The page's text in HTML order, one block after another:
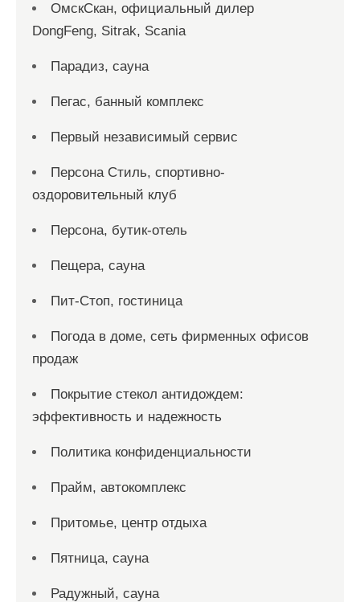
ОмскСкан, официальный дилер
DongFeng, Sitrak, Scania
Парадиз, сауна
Пегас, банный комплекс
Первый независимый сервис
Персона Стиль, спортивно-
оздоровительный клуб
Персона, бутик-отель
Пещера, сауна
Пит-Стоп, гостиница
Погода в доме, сеть фирменных офисов
продаж
Покрытие стекол антидождем:
эффективность и надежность
Политика конфиденциальности
Прайм, автокомплекс
Притомье, центр отдыха
Пятница, сауна
Радужный, сауна